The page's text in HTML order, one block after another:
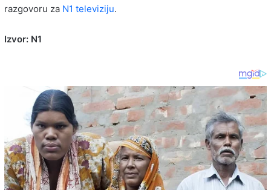
razgovoru za N1 televiziju.
Izvor: N1